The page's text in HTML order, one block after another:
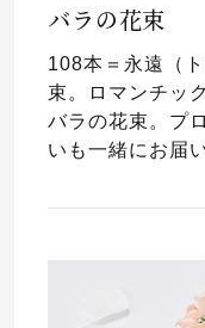
バラの花束
108本＝永遠（
束。ロマンチッ
バラの花束。プ
いも一緒にお届